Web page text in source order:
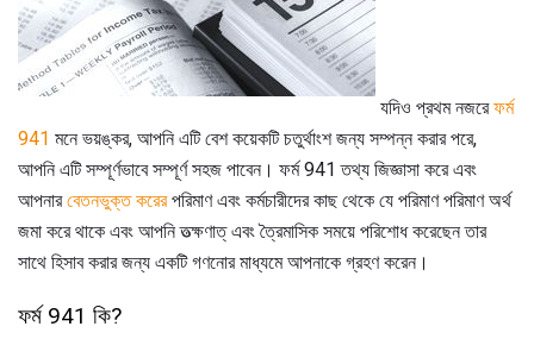
যদিও প্রথম নজরেফর্ম
941 মনে ভয়ঙ্কর, আপনি এটি বেশ কয়েকটি চতুর্থাংশ জন্য সম্পন্ন করার পরে,
আপনি এটি সম্পূর্ণভাবে সম্পূর্ণ সহজ পাবেন। ফর্ম 941 তথ্য জিজ্ঞাসা করে এবং
আপনারবেতনভুক্ত করেরপরিমাণ এবং কর্মচারীদের কাছ থেকে যে পরিমাণ পরিমাণ অর্থ
জমা করে থাকে এবং আপনি তত্ক্ষণাত্ এবং ত্রৈমাসিক সময়ে পরিশোধ করেছেন তার
সাথে হিসাব করার জন্য একটি গণনাের মাধ্যমে আপনাকে গ্রহণ করেন।
ফর্ম 941 কি?